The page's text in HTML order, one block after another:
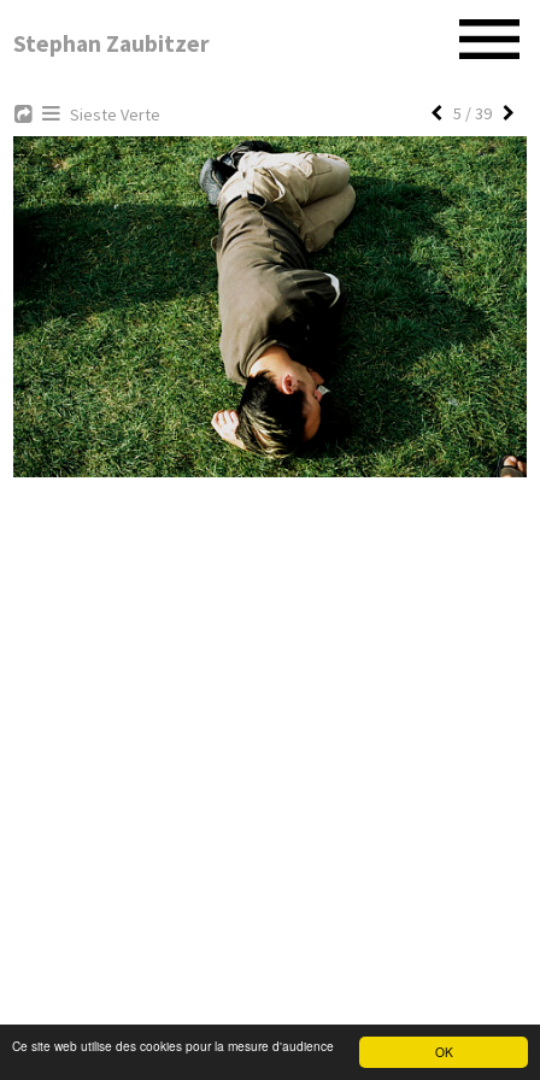
OK
Ce site web utilise des cookies pour la mesure d'audience
Stephan Zaubitzer
Sieste Verte 5 / 39